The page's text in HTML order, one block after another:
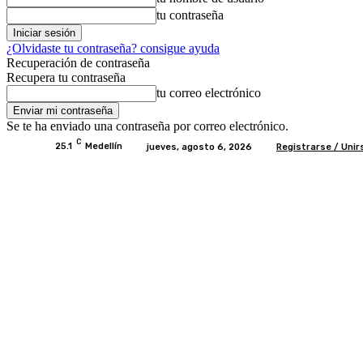
tu contraseña
¿Olvidaste tu contraseña? consigue ayuda
Recuperación de contraseña
Recupera tu contraseña
tu correo electrónico
Se te ha enviado una contraseña por correo electrónico.
25.1 C Medellín jueves, agosto 6, 2026 Registrarse /